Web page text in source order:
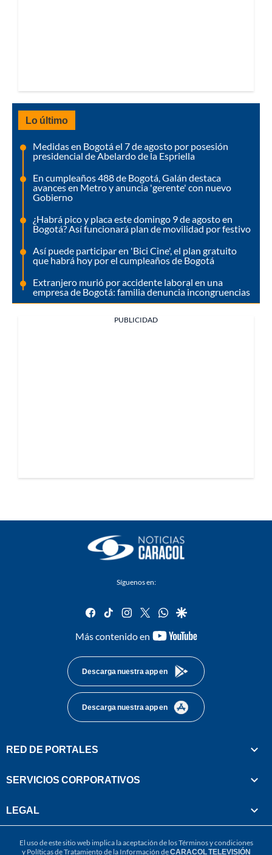
Lo último
Medidas en Bogotá el 7 de agosto por posesión
presidencial de Abelardo de la Espriella
En cumpleaños 488 de Bogotá, Galán destaca
avances en Metro y anuncia 'gerente' con nuevo
Gobierno
¿Habrá pico y placa este domingo 9 de agosto en
Bogotá? Así funcionará plan de movilidad por festivo
Así puede participar en 'Bici Cine', el plan gratuito
que habrá hoy por el cumpleaños de Bogotá
Extranjero murió por accidente laboral en una
empresa de Bogotá: familia denuncia incongruencias
PUBLICIDAD
Síguenos en:
facebook
tiktok instagram
twitterwhatsapp
google
Más contenido en
youtube-
Descarga nuestra app en
Descarga nuestra app en
RED DE PORTALES
SERVICIOS CORPORATIVOS
LEGAL
El uso de este sitio web implica la aceptación de losTérminos y condiciones
y Políticas de Tratamiento de la Información deCARACOL TELEVISIÓN